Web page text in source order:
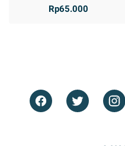
Rp65.000